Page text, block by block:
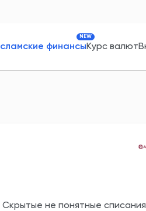
финансы
NEW
Курс валют
не понятные